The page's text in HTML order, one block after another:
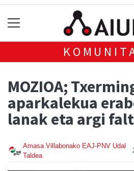
MOZIOA;
aparkalekua
lanak eta argi
Amasa Villabonako EAJ-PNV Udal
Taldea